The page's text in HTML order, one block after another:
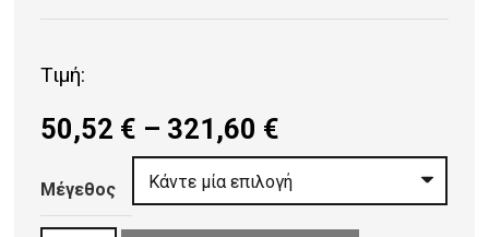
Τιμή:
50,52 € – 321,60 €
range:
50,52 €
Μέγεθος